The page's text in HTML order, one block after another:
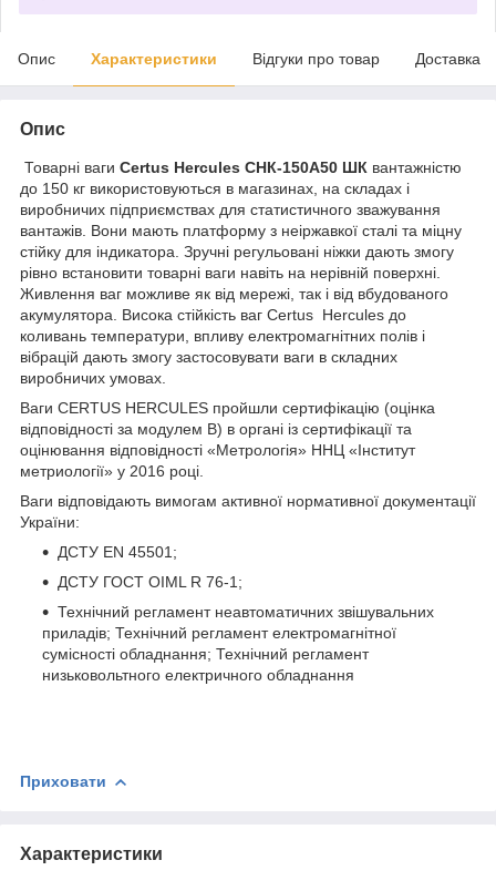
Опис Характеристики Відгуки про товар Доставка
Опис
Товарні ваги Certus Hercules СНК-150А50 ШК вантажністю
до 150 кг використовуються в магазинах, на складах і
виробничих підприємствах для статистичного зважування
вантажів. Вони мають платформу з неіржавкої сталі та міцну
стійку для індикатора. Зручні регульовані ніжки дають змогу
рівно встановити товарні ваги навіть на нерівній поверхні.
Живлення ваг можливе як від мережі, так і від вбудованого
акумулятора. Висока стійкість ваг Certus Hercules до
коливань температури, впливу електромагнітних полів і
вібрацій дають змогу застосовувати ваги в складних
виробничих умовах.
Ваги CERTUS HERCULES пройшли сертифікацію (оцінка
відповідності за модулем B) в органі із сертифікації та
оцінювання відповідності «Метрологія» ННЦ «Інститут
метриології» у 2016 році.
Ваги відповідають вимогам активної нормативної документації
України:
ДСТУ EN 45501;
ДСТУ ГОСТ OIML R 76-1;
Технічний регламент неавтоматичних звішувальних
приладів; Технічний регламент електромагнітної
сумісності обладнання; Технічний регламент
низьковольтного електричного обладнання
Приховати
Характеристики